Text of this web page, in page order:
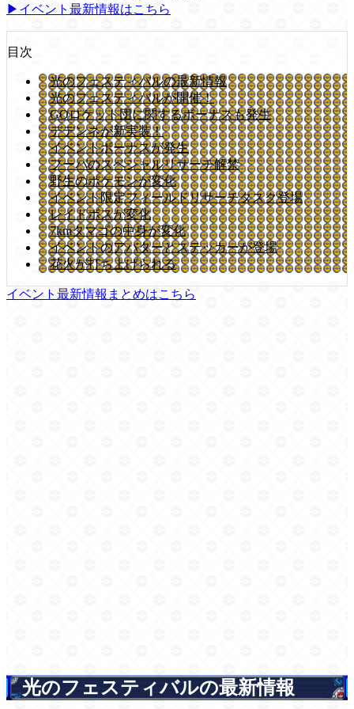
▶イベント最新情報はこちら
目次
光のフェスティバルの最新情報
光のフェスティバルが開催！
GOロケット団に関するボーナスも発生
デデンネが新実装！
イベントボーナスが発生
フーパのスペシャルリサーチ解禁
野生のポケモンが変化
イベント限定フィールドリサーチタスク登場
レイドボスが変化
7kmタマゴの中身が変化
イベントのアバターとステッカーが登場
花火が打ち上げられる
イベント最新情報まとめはこちら
光のフェスティバルの最新情報